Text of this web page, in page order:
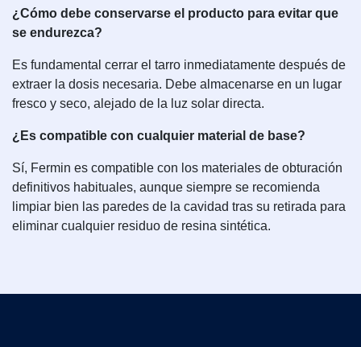
¿Cómo debe conservarse el producto para evitar que
se endurezca?
Es fundamental cerrar el tarro inmediatamente después de
extraer la dosis necesaria. Debe almacenarse en un lugar
fresco y seco, alejado de la luz solar directa.
¿Es compatible con cualquier material de base?
Sí, Fermin es compatible con los materiales de obturación
definitivos habituales, aunque siempre se recomienda
limpiar bien las paredes de la cavidad tras su retirada para
eliminar cualquier residuo de resina sintética.